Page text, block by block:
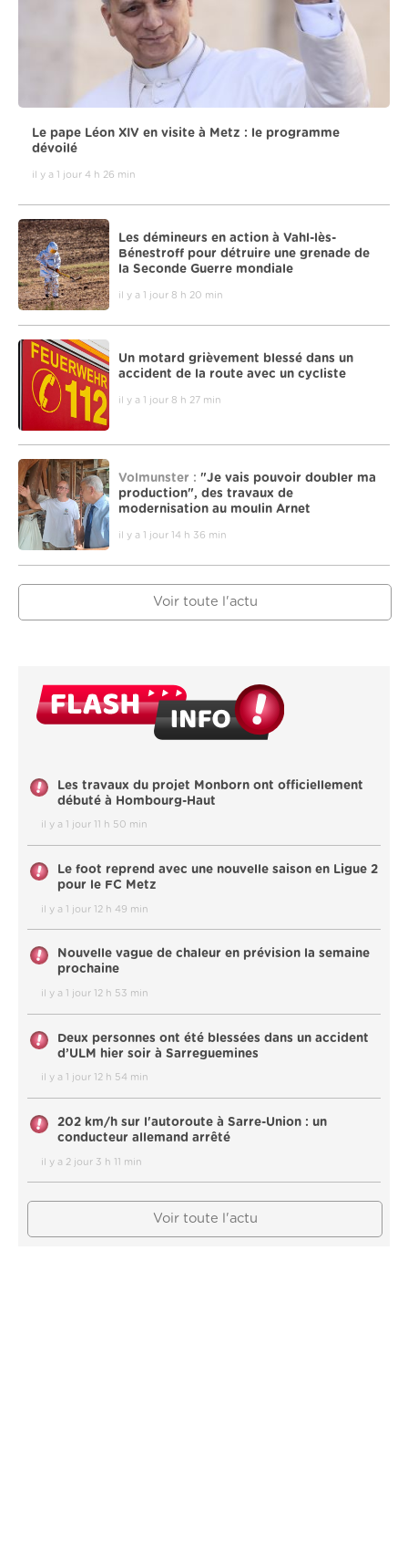
Le pape Léon XIV en visite à Metz : le programme
dévoilé
il y a 1 jour 4 h 26 min
Les démineurs en action à Vahl-lès-
Bénestroff pour détruire une grenade de
la Seconde Guerre mondiale
il y a 1 jour 8 h 20 min
Un motard grièvement blessé dans un
accident de la route avec un cycliste
il y a 1 jour 8 h 27 min
Volmunster : "Je vais pouvoir doubler ma
production", des travaux de
modernisation au moulin Arnet
il y a 1 jour 14 h 36 min
Voir toute l'actu
Les travaux du projet Monborn ont officiellement
débuté à Hombourg-Haut
il y a 1 jour 11 h 50 min
Le foot reprend avec une nouvelle saison en Ligue 2
pour le FC Metz
il y a 1 jour 12 h 49 min
Nouvelle vague de chaleur en prévision la semaine
prochaine
il y a 1 jour 12 h 53 min
Deux personnes ont été blessées dans un accident
d’ULM hier soir à Sarreguemines
il y a 1 jour 12 h 54 min
202 km/h sur l'autoroute à Sarre-Union : un
conducteur allemand arrêté
il y a 2 jour 3 h 11 min
Voir toute l'actu